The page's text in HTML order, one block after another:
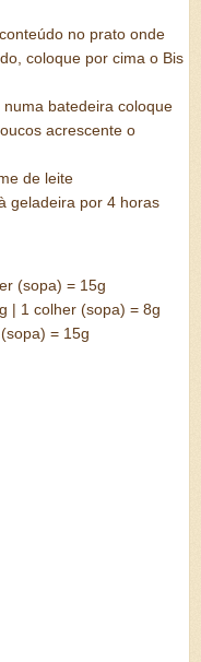
no prato onde
coloque por cima o Bis
batedeira coloque
acrescente o
de leite
geladeira por 4 horas
(sopa) = 15g
| 1 colher (sopa) = 8g
= 15g